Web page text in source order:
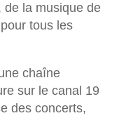
de la musique de
tous les
chaîne
sur le canal 19
des concerts,